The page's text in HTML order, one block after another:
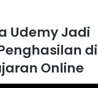
Udemy Jadi
Online